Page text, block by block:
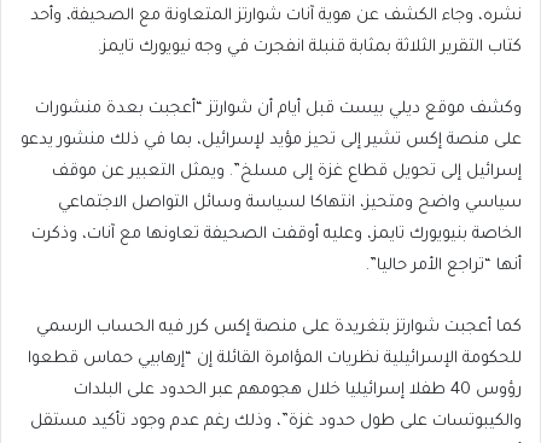
نشره، وجاء الكشف عن هوية آنات شوارتز المتعاونة مع الصحيفة، وأحد
كتاب التقرير الثلاثة بمثابة قنبلة انفجرت في وجه نيويورك تايمز.
وكشف موقع ديلي بيست قبل أيام أن شوارتز “أعجبت بعدة منشورات
على منصة إكس تشير إلى تحيز مؤيد لإسرائيل، بما في ذلك منشور يدعو
إسرائيل إلى تحويل قطاع غزة إلى مسلخ”. ويمثل التعبير عن موقف
سياسي واضح ومتحيز، انتهاكا لسياسة وسائل التواصل الاجتماعي
الخاصة بنيويورك تايمز، وعليه أوقفت الصحيفة تعاونها مع آنات، وذكرت
أنها “تراجع الأمر حاليا”.
كما أعجبت شوارتز بتغريدة على منصة إكس كرر فيه الحساب الرسمي
للحكومة الإسرائيلية نظريات المؤامرة القائلة إن “إرهابيي حماس قطعوا
رؤوس 40 طفلا إسرائيليا خلال هجومهم عبر الحدود على البلدات
والكيبوتسات على طول حدود غزة”، وذلك رغم عدم وجود تأكيد مستقل